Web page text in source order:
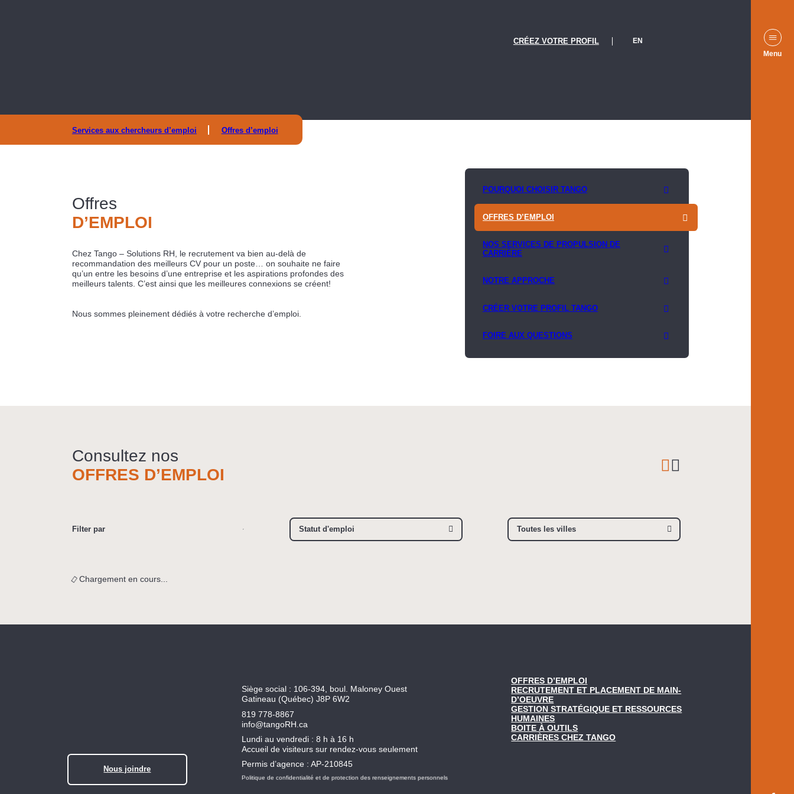
CRÉEZ VOTRE PROFIL
EN
Menu
Services aux chercheurs d’emploi Offres d’emploi
Offres
D’EMPLOI
Chez Tango – Solutions RH, le recrutement va bien au-delà de
recommandation des meilleurs CV pour un poste… on souhaite ne faire
qu’un entre les besoins d’une entreprise et les aspirations profondes des
meilleurs talents. C’est ainsi que les meilleures connexions se créent!
Nous sommes pleinement dédiés à votre recherche d’emploi.
POURQUOI CHOISIR TANGO
OFFRES D’EMPLOI
NOS SERVICES DE PROPULSION DE
CARRIÈRE
NOTRE APPROCHE
CRÉER VOTRE PROFIL TANGO
FOIRE AUX QUESTIONS
Consultez nos
OFFRES D’EMPLOI
Filter par
Chargement en cours...
Nous joindre
Siège social : 106-394, boul. Maloney Ouest
Gatineau (Québec) J8P 6W2
819 778-8867
info@tangoRH.ca
Lundi au vendredi : 8 h à 16 h
Accueil de visiteurs sur rendez-vous seulement
Permis d’agence : AP-210845
Politique de confidentialité et de protection des renseignements personnels
OFFRES D’EMPLOI
RECRUTEMENT ET PLACEMENT DE MAIN-
D’OEUVRE
GESTION STRATÉGIQUE ET RESSOURCES
HUMAINES
BOITE À OUTILS
CARRIÈRES CHEZ TANGO